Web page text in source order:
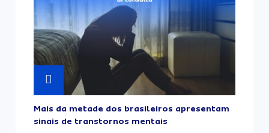
Mais da metade dos brasileiros apresentam
sinais de transtornos mentais